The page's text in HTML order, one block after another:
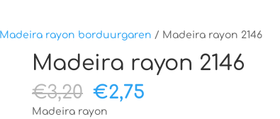
Madeira rayon borduurgaren / Madeira rayon 2146
Madeira rayon 2146
€3,20 Oorspronkelijke
prijs
€2,75
Madeira rayon